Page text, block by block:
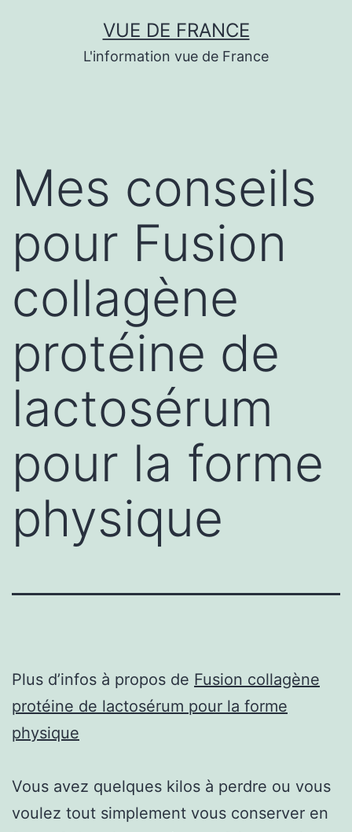
VUE DE FRANCE
L'information vue de France
Mes conseils
pour Fusion
collagène
protéine de
lactosérum
pour la forme
physique
Plus d’infos à propos de Fusion collagène
protéine de lactosérum pour la forme
physique
Vous avez quelques kilos à perdre ou vous
voulez tout simplement vous conserver en